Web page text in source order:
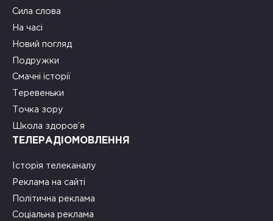
Сила слова
На часі
Новий погляд
Подружки
Смачні історії
Теревеньки
Точка зору
Школа здоров’я
ТЕЛЕРАДІОМОВЛЕННЯ
Історія телеканалу
Реклама на сайті
Політична реклама
Соціальна реклама